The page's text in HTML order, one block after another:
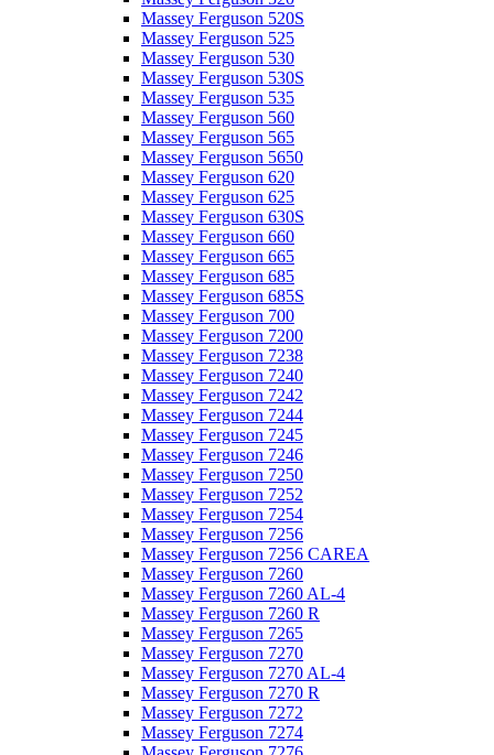
Massey Ferguson 520S
Massey Ferguson 525
Massey Ferguson 530
Massey Ferguson 530S
Massey Ferguson 535
Massey Ferguson 560
Massey Ferguson 565
Massey Ferguson 5650
Massey Ferguson 620
Massey Ferguson 625
Massey Ferguson 630S
Massey Ferguson 660
Massey Ferguson 665
Massey Ferguson 685
Massey Ferguson 685S
Massey Ferguson 700
Massey Ferguson 7200
Massey Ferguson 7238
Massey Ferguson 7240
Massey Ferguson 7242
Massey Ferguson 7244
Massey Ferguson 7245
Massey Ferguson 7246
Massey Ferguson 7250
Massey Ferguson 7252
Massey Ferguson 7254
Massey Ferguson 7256
Massey Ferguson 7256 CAREA
Massey Ferguson 7260
Massey Ferguson 7260 AL-4
Massey Ferguson 7260 R
Massey Ferguson 7265
Massey Ferguson 7270
Massey Ferguson 7270 AL-4
Massey Ferguson 7270 R
Massey Ferguson 7272
Massey Ferguson 7274